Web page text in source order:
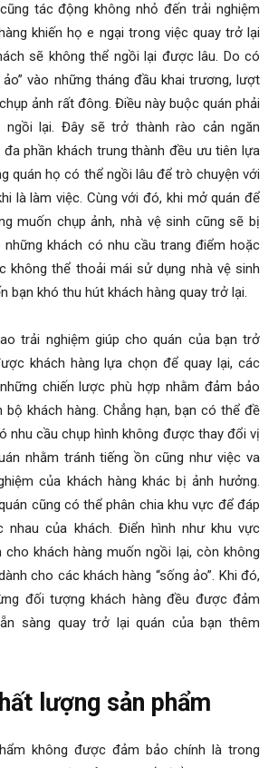
tác động không nhỏ đến trải nghiệm
khiến họ e ngại trong việc quay trở lại
sẽ không thể ngồi lại được lâu. Do có
ảo” vào những tháng đầu khai trương, lượt
ảnh rất đông. Điều này buộc quán phải
ngồi lại. Đây sẽ trở thành rào cản ngăn
đa phần khách trung thành đều ưu tiên lựa
quán họ có thể ngồi lâu để trò chuyện với
là làm việc. Cùng với đó, khi mở quán để
muốn chụp ảnh, nhà vệ sinh cũng sẽ bị
những khách có nhu cầu trang điểm hoặc
không thể thoải mái sử dụng nhà vệ sinh
bạn khó thu hút khách hàng quay trở lại.
trải nghiệm giúp cho quán của bạn trở
khách hàng lựa chọn để quay lại, các
chiến lược phù hợp nhằm đảm bảo
khách hàng. Chẳng hạn, bạn có thể đề
nhu cầu chụp hình không được thay đổi vị
nhằm tránh tiếng ồn cũng như việc va
của khách hàng khác bị ảnh hưởng.
cũng có thể phân chia khu vực để đáp
nhau của khách. Điển hình như khu vực
khách hàng muốn ngồi lại, còn không
cho các khách hàng “sống ảo”. Khi đó,
đối tượng khách hàng đều được đảm
sàng quay trở lại quán của bạn thêm
lượng sản phẩm
không được đảm bảo chính là trong